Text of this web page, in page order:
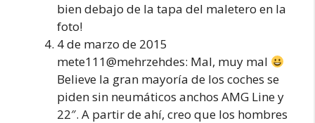
bien debajo de la tapa del maletero en la
foto!
4 de marzo de 2015
mete111@mehrzehdes: Mal, muy mal
Believe la gran mayoría de los coches se
piden sin neumáticos anchos AMG Line y
22″. A partir de ahí, creo que los hombres